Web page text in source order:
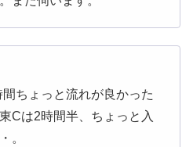
ちょっと流れが良かった
Cは2時間半、ちょっと入
。